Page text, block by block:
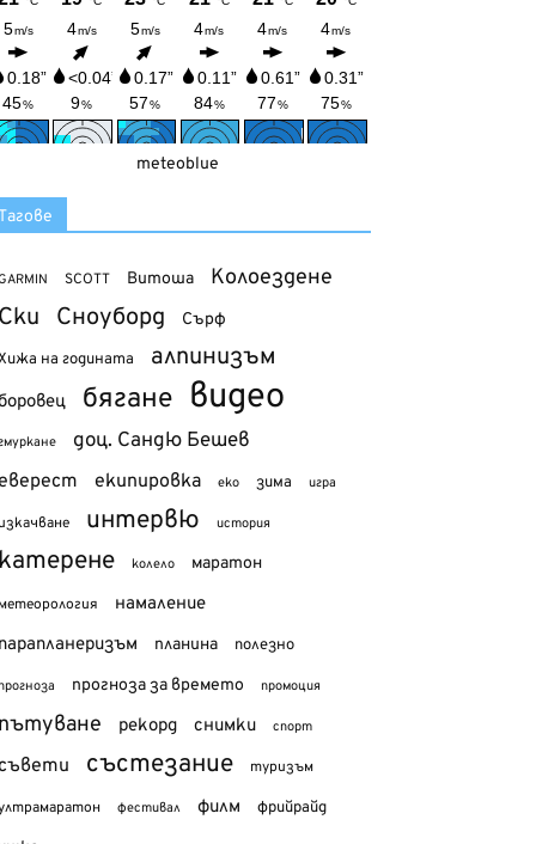
meteoblue
SCOTT Витоша Колоездене
Сноуборд Сърф
на годината алпинизъм
бягане видео
доц. Сандю Бешев
екипировка еко зима игра
интервю история
колело маратон
намаление
планина полезно
прогноза за времето промоция
рекорд снимки спорт
състезание туризъм
фестивал филм фрийрайд